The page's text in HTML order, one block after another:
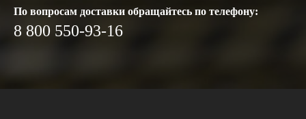
По вопросам доставки обращайтесь по телефону:
8 800 550-93-16